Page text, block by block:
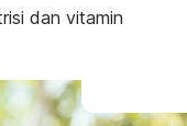
dan vitamin